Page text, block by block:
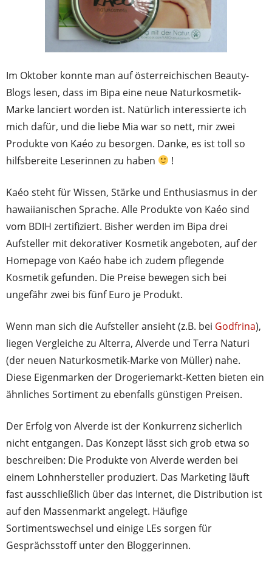
Im Oktober konnte man auf österreichischen Beauty-
Blogs lesen, dass im Bipa eine neue Naturkosmetik-
Marke lanciert worden ist. Natürlich interessierte ich
mich dafür, und die liebe Mia war so nett, mir zwei
Produkte von Kaéo zu besorgen. Danke, es ist toll so
hilfsbereite Leserinnen zu haben
!
Kaéo steht für Wissen, Stärke und Enthusiasmus in der
hawaiianischen Sprache. Alle Produkte von Kaéo sind
vom BDIH zertifiziert. Bisher werden im Bipa drei
Aufsteller mit dekorativer Kosmetik angeboten, auf der
Homepage von Kaéo habe ich zudem pflegende
Kosmetik gefunden. Die Preise bewegen sich bei
ungefähr zwei bis fünf Euro je Produkt.
Wenn man sich die Aufsteller ansieht (z.B. bei Godfrina),
liegen Vergleiche zu Alterra, Alverde und Terra Naturi
(der neuen Naturkosmetik-Marke von Müller) nahe.
Diese Eigenmarken der Drogeriemarkt-Ketten bieten ein
ähnliches Sortiment zu ebenfalls günstigen Preisen.
Der Erfolg von Alverde ist der Konkurrenz sicherlich
nicht entgangen. Das Konzept lässt sich grob etwa so
beschreiben: Die Produkte von Alverde werden bei
einem Lohnhersteller produziert. Das Marketing läuft
fast ausschließlich über das Internet, die Distribution ist
auf den Massenmarkt angelegt. Häufige
Sortimentswechsel und einige LEs sorgen für
Gesprächsstoff unter den Bloggerinnen.